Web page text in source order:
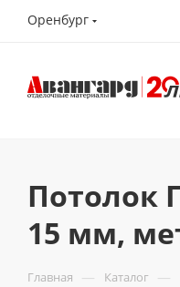
Оренбург
Потолок
15 мм,
Главная — Каталог —